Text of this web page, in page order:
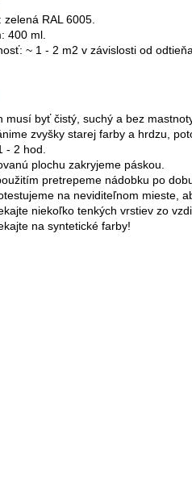
zelená RAL 6005.
400 ml.
~ 1 - 2 m2 v závislosti od odtieňa.
musí byť čistý, suchý a bez
zvyšky starej farby a hrdzu,
- 2 hod.
plochu zakryjeme páskou.
pretrepeme nádobku po
na neviditeľnom mieste,
niekoľko tenkých vrstiev zo
na syntetické farby!